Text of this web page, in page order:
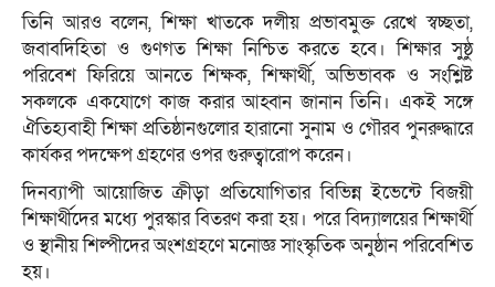
তিনি আরও বলেন, শিক্ষা খাতকে দলীয় প্রভাবমুক্ত রেখে স্বচ্ছতা,
জবাবদিহিতা ও গুণগত শিক্ষা নিশ্চিত করতে হবে। শিক্ষার সুষ্ঠু
পরিবেশ ফিরিয়ে আনতে শিক্ষক, শিক্ষার্থী, অভিভাবক ও সংশ্লিষ্ট
সকলকে একযোগে কাজ করার আহ্বান জানান তিনি। একই সঙ্গে
ঐতিহ্যবাহী শিক্ষা প্রতিষ্ঠানগুলোর হারানো সুনাম ও গৌরব পুনরুদ্ধারে
কার্যকর পদক্ষেপ গ্রহণের ওপর গুরুত্বারোপ করেন।
দিনব্যাপী আয়োজিত ক্রীড়া প্রতিযোগিতার বিভিন্ন ইভেন্টে বিজয়ী
শিক্ষার্থীদের মধ্যে পুরস্কার বিতরণ করা হয়। পরে বিদ্যালয়ের শিক্ষার্থী
ও স্থানীয় শিল্পীদের অংশগ্রহণে মনোজ্ঞ সাংস্কৃতিক অনুষ্ঠান পরিবেশিত
হয়।